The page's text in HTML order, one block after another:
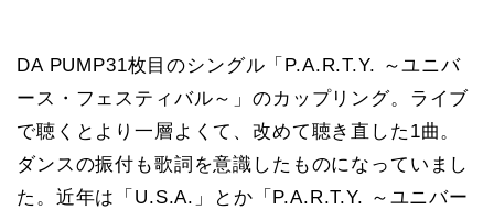
DA PUMP31枚目のシングル「P.A.R.T.Y. ～ユニバ
ース・フェスティバル～」のカップリング。ライブ
で聴くとより一層よくて、改めて聴き直した1曲。
ダンスの振付も歌詞を意識したものになっていまし
た。近年は「U.S.A.」とか「P.A.R.T.Y. ～ユニバー